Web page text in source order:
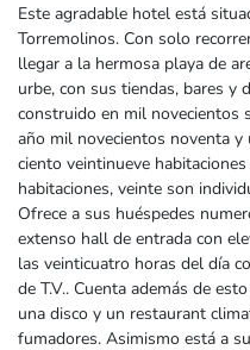
Este agradable hotel está
Torremolinos. Con solo
llegar a la hermosa playa de
urbe, con sus tiendas, bares y
construido en mil novecientos
año mil novecientos noventa
ciento veintinueve
habitaciones, veinte son
Ofrece a sus huéspedes
extenso hall de entrada con
las veinticuatro horas del día
de T.V.. Cuenta además de
una disco y un restaurant
fumadores. Asimismo está a